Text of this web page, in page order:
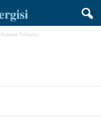
Anason Tohumu